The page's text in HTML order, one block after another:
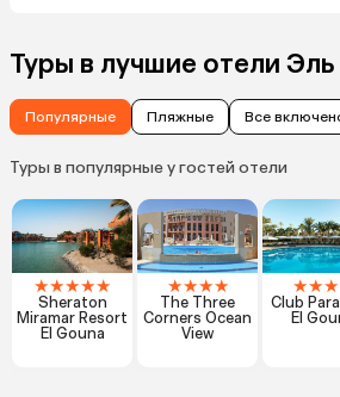
Туры в лучшие отели Эль
Популярные Пляжные Все
Туры в популярные у гостей отели
★★★★★
Sheraton
Miramar Resort
El Gouna
★★★★
The Three
Corners Ocean
View
★★★
Club
El